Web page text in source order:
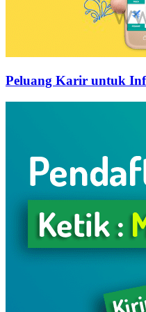
Peluang Karir untuk